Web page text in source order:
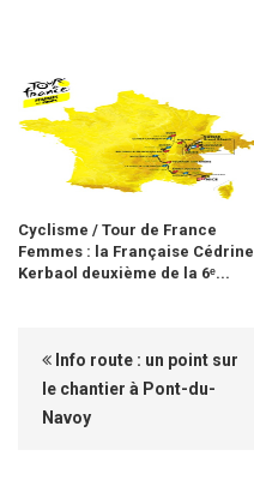
Cyclisme / Tour de France
Femmes : la Française Cédrine
Kerbaol deuxième de la 6ᵉ...
Info route : un point sur
le chantier à Pont-du-
Navoy